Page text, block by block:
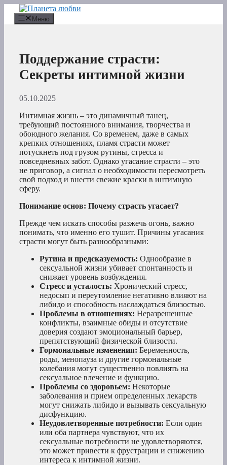
Перейти
содержимому
Меню
Поддержание страсти:
Секреты интимной жизни
05.10.2025
Интимная жизнь – это динамичный танец,
требующий постоянного внимания, творчества и
обоюдного желания. Со временем, даже в самых
крепких отношениях, пламя страсти может
потускнеть под грузом рутины, стресса и
повседневных забот. Однако угасание страсти – это
не приговор, а сигнал о необходимости пересмотреть
свой подход и внести свежие краски в интимную
сферу.
Понимание основ: Почему страсть угасает?
Прежде чем искать способы разжечь огонь, важно
понимать, что именно его тушит. Причины угасания
страсти могут быть разнообразными:
Рутина и предсказуемость: Однообразие в
сексуальной жизни убивает спонтанность и
снижает уровень возбуждения.
Стресс и усталость: Хронический стресс,
недосып и переутомление негативно влияют на
либидо и способность наслаждаться близостью.
Проблемы в отношениях: Неразрешенные
конфликты, взаимные обиды и отсутствие
доверия создают эмоциональный барьер,
препятствующий физической близости.
Гормональные изменения: Беременность,
роды, менопауза и другие гормональные
колебания могут существенно повлиять на
сексуальное влечение и функцию.
Проблемы со здоровьем: Некоторые
заболевания и прием определенных лекарств
могут снижать либидо и вызывать сексуальную
дисфункцию.
Неудовлетворенные потребности: Если один
или оба партнера чувствуют, что их
сексуальные потребности не удовлетворяются,
это может привести к фрустрации и снижению
интереса к интимной жизни.